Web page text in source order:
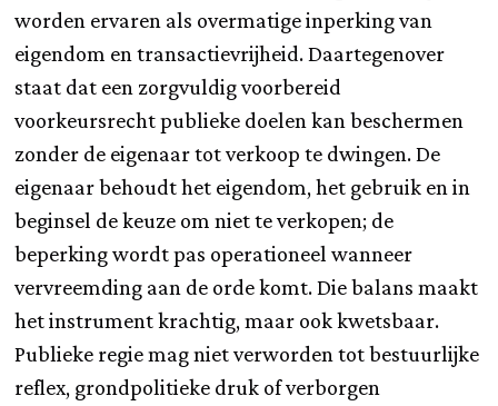
worden ervaren als overmatige inperking van
eigendom en transactievrijheid. Daartegenover
staat dat een zorgvuldig voorbereid
voorkeursrecht publieke doelen kan beschermen
zonder de eigenaar tot verkoop te dwingen. De
eigenaar behoudt het eigendom, het gebruik en in
beginsel de keuze om niet te verkopen; de
beperking wordt pas operationeel wanneer
vervreemding aan de orde komt. Die balans maakt
het instrument krachtig, maar ook kwetsbaar.
Publieke regie mag niet verworden tot bestuurlijke
reflex, grondpolitieke druk of verborgen